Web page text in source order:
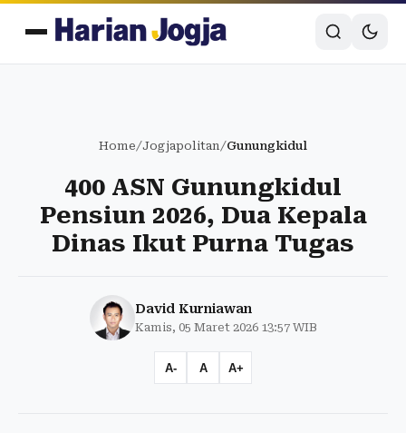
Home/Jogjapolitan/Gunungkidul
400 ASN Gunungkidul
Pensiun 2026, Dua Kepala
Dinas Ikut Purna Tugas
David Kurniawan
Kamis, 05 Maret 2026 13:57 WIB
A- A A+